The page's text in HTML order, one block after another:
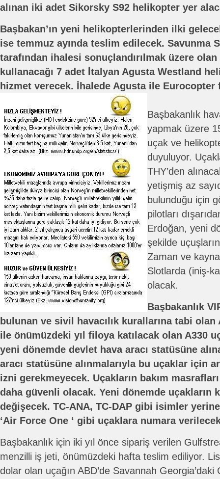
alınan iki adet Sikorsky S92 helikopter yer
Başbakan’ın yeni helikopterlerinden ilki
ise temmuz ayında teslim edilecek. Savunma
tarafından ihalesi sonuçlandırılmak üzere olan
kullanacağı 7 adet İtalyan Agusta Westland
hizmet verecek. İhalede Agusta ile Eurocopter
Başbakanlık
yapmak üzere
uçak ve
duyuluyor.
THY’den
yetişmiş az
bulunduğu için
pilotları
Erdoğan, yeni
şekilde
Zaman ve
Slotlarda (iniş-
olacak.
Başbakanlık
bulunan ve sivil havacılık kurallarına tabi olan
ile önümüzdeki yıl filoya katılacak olan A330
yeni dönemde devlet hava aracı statüsüne
aracı statüsüne alınmalarıyla bu uçaklar için
izni gerekmeyecek. Uçakların bakım
daha güvenli olacak. Yeni dönemde uçakların
değişecek. TC-ANA, TC-DAP gibi isimler yerine
‘Air Force One ‘ gibi uçaklara numara
Başbakanlık için iki yıl önce sipariş verilen
menzilli iş jeti, önümüzdeki hafta teslim ediliyor.
dolar olan uçağın ABD’de Savannah